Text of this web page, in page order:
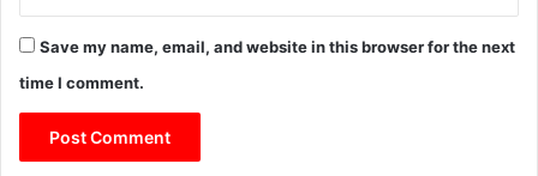
Save my name, email, and website in this browser for the next
time I comment.